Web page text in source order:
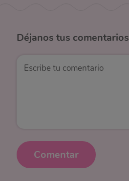
Déjanos tus comentarios
Comentar